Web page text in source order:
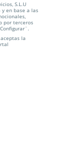
a la
S.L.U
en base a las
por terceros
la